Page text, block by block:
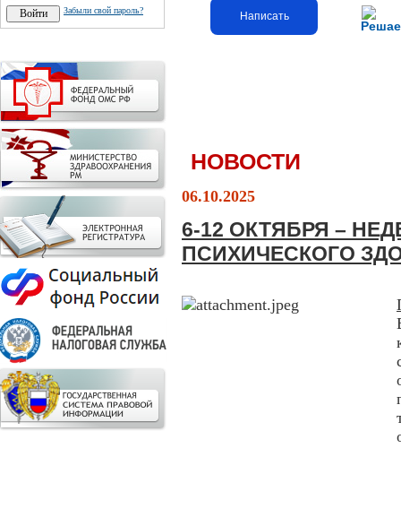
Забыли свой пароль? Написать
НОВОСТИ
06.10.2025
6-12 ОКТЯБРЯ –
ПСИХИЧЕСКОГО